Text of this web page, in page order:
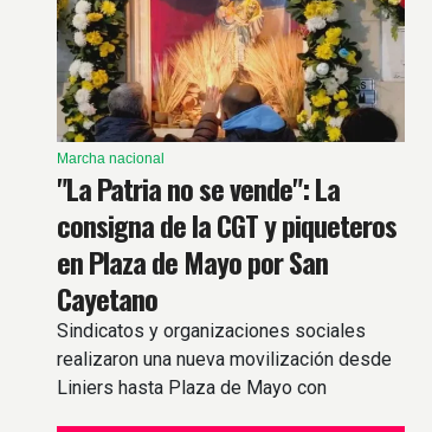
Marcha nacional
"La Patria no se vende": La
consigna de la CGT y piqueteros
en Plaza de Mayo por San
Cayetano
Sindicatos y organizaciones sociales
realizaron una nueva movilización desde
Liniers hasta Plaza de Mayo con